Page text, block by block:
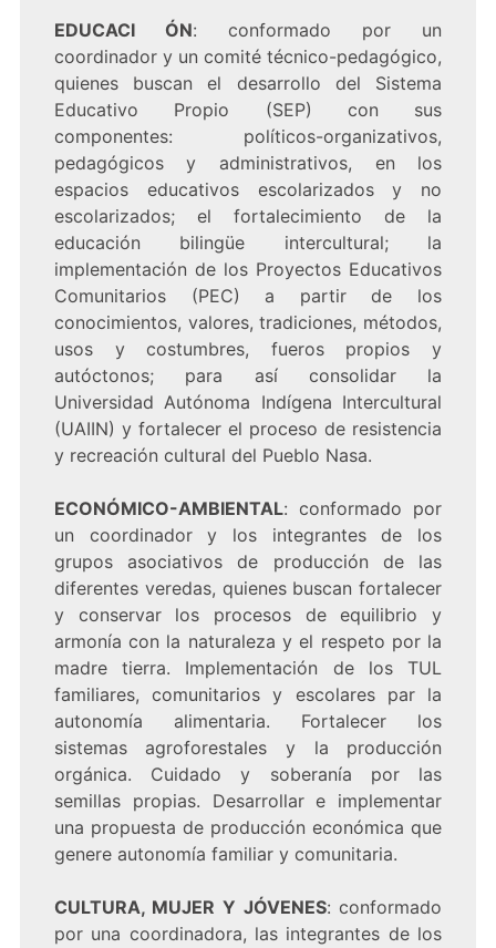
EDUCACI ÓN: conformado por un
coordinador y un comité técnico-pedagógico,
quienes buscan el desarrollo del Sistema
Educativo Propio (SEP) con sus
componentes: políticos-organizativos,
pedagógicos y administrativos, en los
espacios educativos escolarizados y no
escolarizados; el fortalecimiento de la
educación bilingüe intercultural; la
implementación de los Proyectos Educativos
Comunitarios (PEC) a partir de los
conocimientos, valores, tradiciones, métodos,
usos y costumbres, fueros propios y
autóctonos; para así consolidar la
Universidad Autónoma Indígena Intercultural
(UAIIN) y fortalecer el proceso de resistencia
y recreación cultural del Pueblo Nasa.
ECONÓMICO-AMBIENTAL: conformado por
un coordinador y los integrantes de los
grupos asociativos de producción de las
diferentes veredas, quienes buscan fortalecer
y conservar los procesos de equilibrio y
armonía con la naturaleza y el respeto por la
madre tierra. Implementación de los TUL
familiares, comunitarios y escolares par la
autonomía alimentaria. Fortalecer los
sistemas agroforestales y la producción
orgánica. Cuidado y soberanía por las
semillas propias. Desarrollar e implementar
una propuesta de producción económica que
genere autonomía familiar y comunitaria.
CULTURA, MUJER Y JÓVENES: conformado
por una coordinadora, las integrantes de los